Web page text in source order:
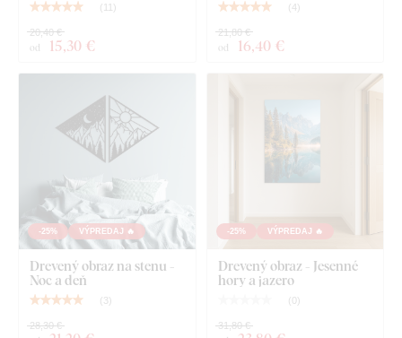
( 11 )
od 15,30 €
20,40 €
( 4)
od 16,40 €
21,80 €
-25% VÝPREDAJ 🔥
Drevený obraz na stenu -
Noc a deň
( 3)
28,30 €
-25% VÝPREDAJ 🔥
Drevený obraz - Jesenné
hory a jazero
( 0)
31,80 €